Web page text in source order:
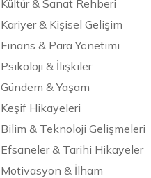
Kültür & Sanat Rehberi
Kariyer & Kişisel Gelişim
Finans & Para Yönetimi
Psikoloji & İlişkiler
Gündem & Yaşam
Keşif Hikayeleri
Bilim & Teknoloji Gelişmeleri
Efsaneler & Tarihi Hikayeler
Motivasyon & İlham